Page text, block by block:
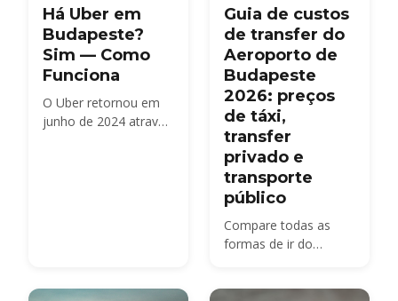
Há Uber em
Budapeste?
Sim — Como
Funciona
O Uber retornou em
junho de 2024 através
Guia de custos
de transfer do
Aeroporto de
Budapeste
2026: preços
de táxi,
transfer
privado e
transporte
público
Compare todas as
formas de ir do